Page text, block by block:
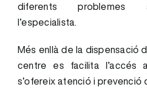
diferents problemes
l’especialista.
Més enllà de la dispensació
centre es facilita l’accés
s’ofereix atenció i prevenció